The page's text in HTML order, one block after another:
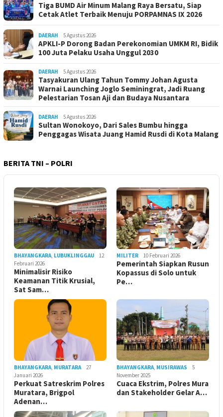
Tiga BUMD Air Minum Malang Raya Bersatu, Siap
Cetak Atlet Terbaik Menuju PORPAMNAS IX 2026
DAERAH 5 Agustus 2026
APKLI-P Dorong Badan Perekonomian UMKM RI, Bidik
100 Juta Pelaku Usaha Unggul 2030
DAERAH 5 Agustus 2026
Tasyakuran Ulang Tahun Tommy Johan Agusta
Warnai Launching Joglo Seminingrat, Jadi Ruang
Pelestarian Tosan Aji dan Budaya Nusantara
DAERAH 5 Agustus 2026
Sultan Wonokoyo, Dari Sales Bumbu hingga
Penggagas Wisata Juang Hamid Rusdi di Kota Malang
BERITA TNI – POLRI
BHAYANGKARA, LUBUKLINGGAU
12
Februari 2026
Minimalisir Risiko
Keamanan Titik Krusial,
Sat Sam…
MILITER 10 Februari 2026
Pemerintah Siapkan Rusun
Kopassus di Solo untuk
Pe…
BHAYANGKARA, MURATARA
27
Januari 2026
Perkuat Satreskrim Polres
Muratara, Brigpol
Adenan…
BHAYANGKARA, MUSIRAWAS
5
November 2025
Cuaca Ekstrim, Polres Mura
dan Stakeholder Gelar A…